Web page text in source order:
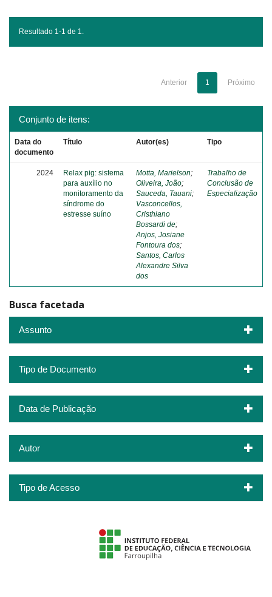
Resultado 1-1 de 1.
Anterior 1 Próximo
Conjunto de itens:
Data do
documento
Título Autor(es) Tipo
2024
Relax pig: sistema
para auxílio no
monitoramento da
síndrome do
estresse suíno
Motta, Marielson;
Oliveira, João;
Sauceda, Tauani;
Vasconcellos,
Cristhiano
Bossardi de;
Anjos, Josiane
Fontoura dos;
Santos, Carlos
Alexandre Silva
dos
Trabalho de
Conclusão de
Especialização
Busca facetada
Assunto
Tipo de Documento
Data de Publicação
Autor
Tipo de Acesso